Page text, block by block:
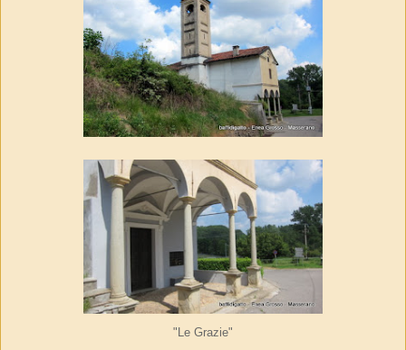
"Le Grazie"